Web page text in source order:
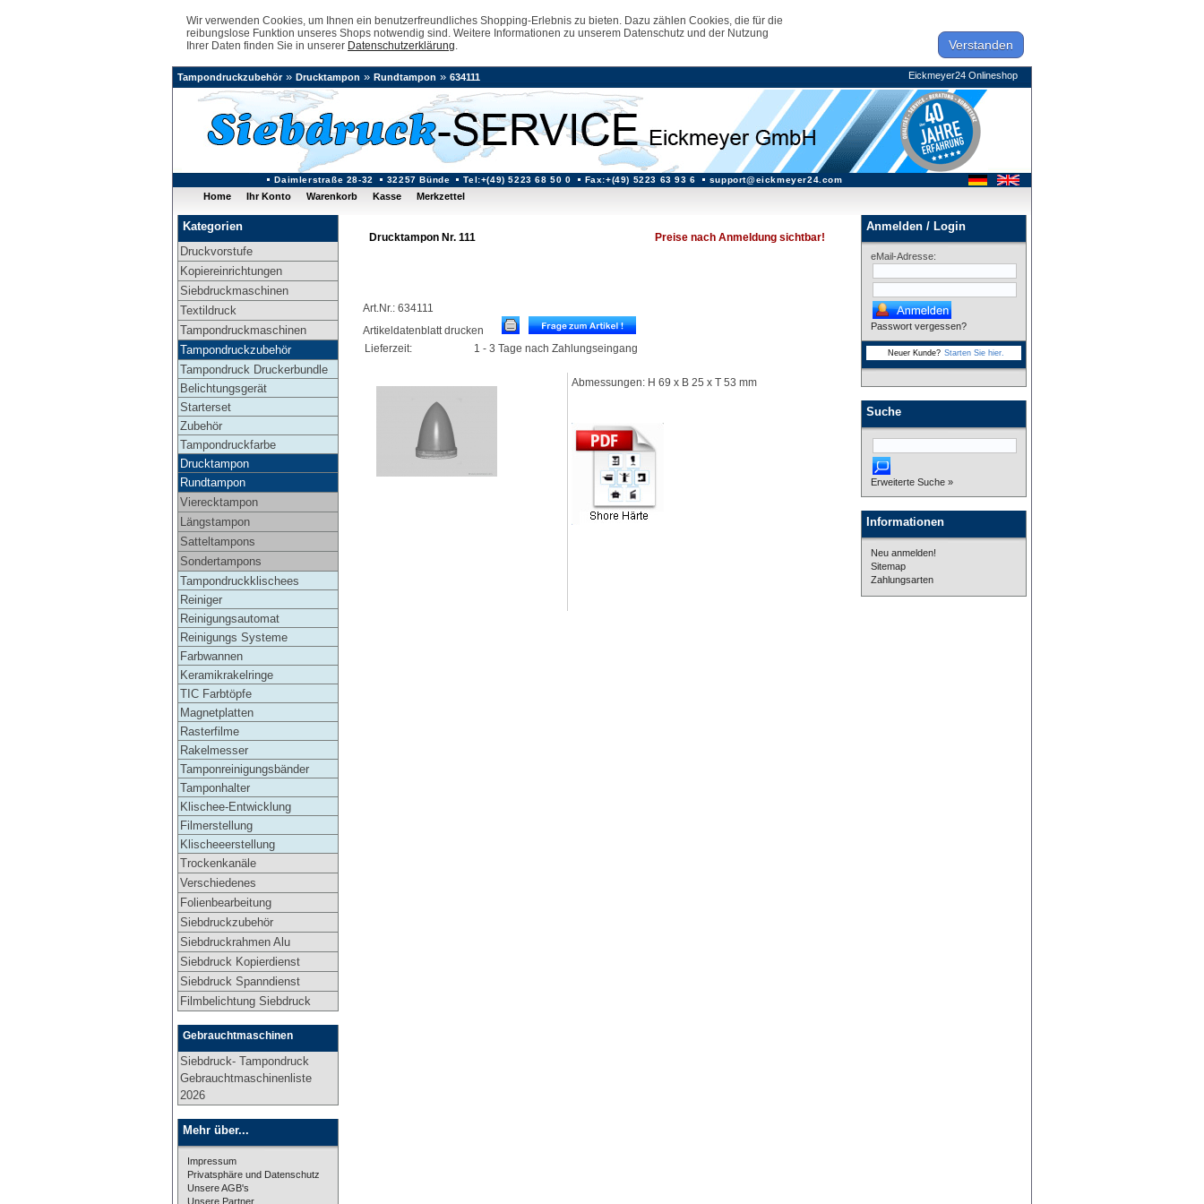
Wir verwenden Cookies, um Ihnen ein benutzerfreundliches Shopping-Erlebnis zu bieten. Dazu zählen Cookies, die für die
reibungslose Funktion unseres Shops notwendig sind. Weitere Informationen zu unserem Datenschutz und der Nutzung
Ihrer Daten finden Sie in unserer Datenschutzerklärung. Verstanden
Eickmeyer24 Onlineshop
Daimlerstraße 28-32 32257 Bünde Tel:+(49) 5223 68 50 0 Fax:+(49) 5223 63 93 6 support@eickmeyer24.com
Tampondruckzubehör» Drucktampon » Rundtampon » 634111
Home Ihr Konto Warenkorb Kasse Merkzettel
Kategorien
Druckvorstufe
Kopiereinrichtungen
Siebdruckmaschinen
Textildruck
Tampondruckmaschinen
Tampondruckzubehör
Tampondruck Druckerbundle
Belichtungsgerät
Starterset
Zubehör
Tampondruckfarbe
Drucktampon
Rundtampon
Vierecktampon
Längstampon
Satteltampons
Sondertampons
Tampondruckklischees
Reiniger
Reinigungsautomat
Reinigungs Systeme
Farbwannen
Keramikrakelringe
TIC Farbtöpfe
Magnetplatten
Rasterfilme
Rakelmesser
Tamponreinigungsbänder
Tamponhalter
Klischee-Entwicklung
Filmerstellung
Klischeeerstellung
Trockenkanäle
Verschiedenes
Folienbearbeitung
Siebdruckzubehör
Siebdruckrahmen Alu
Siebdruck Kopierdienst
Siebdruck Spanndienst
Filmbelichtung Siebdruck
Gebrauchtmaschinen
Siebdruck- Tampondruck
Gebrauchtmaschinenliste
2026
Mehr über...
Impressum
Privatsphäre und Datenschutz
Unsere AGB's
Unsere Partner
Anmelden / Login
eMail-Adresse:
Passwort vergessen?
Neuer Kunde? Starten Sie hier.
Suche
Erweiterte Suche »
Informationen
Neu anmelden!
Sitemap
Zahlungsarten
Drucktampon Nr. 111 Preise nach Anmeldung sichtbar!
Art.Nr.: 634111
Artikeldatenblatt drucken
Lieferzeit:
1 - 3 Tage nach Zahlungseingang
Abmessungen: H 69 x B 25 x T 53 mm